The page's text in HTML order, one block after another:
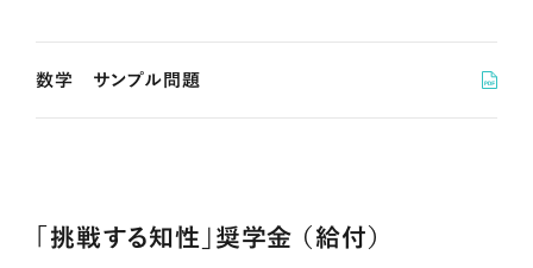
数学 サンプル問題
「挑戦する知性」奨学金 （給付）